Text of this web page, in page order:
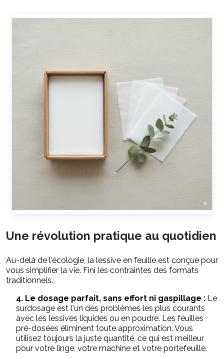
Une révolution pratique au quotidien
Au-delà de l'écologie, la lessive en feuille est conçue pour
vous simplifier la vie. Fini les contraintes des formats
traditionnels.
4. Le dosage parfait, sans effort ni gaspillage : Le
surdosage est l'un des problèmes les plus courants
avec les lessives liquides ou en poudre. Les feuilles
pré-dosées éliminent toute approximation. Vous
utilisez toujours la juste quantité, ce qui est meilleur
pour votre linge, votre machine et votre portefeuille.